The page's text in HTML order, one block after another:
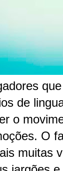
de
o
O
muitas